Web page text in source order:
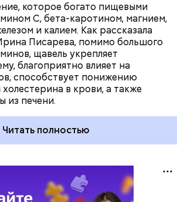
которое богато пищевыми
С, бета-каротином, магнием,
и калием. Как рассказала
Писарева, помимо большого
щавель укрепляет
благоприятно влияет на
способствует понижению
в крови, а также
из печени.
Читать полностью